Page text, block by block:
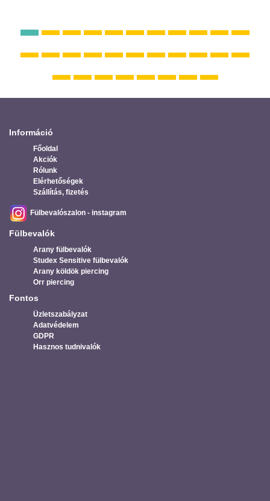
Információ
Főoldal
Akciók
Rólunk
Elérhetőségek
Szállítás, fizetés
Fülbevalószalon - instagram
Fülbevalók
Arany fülbevalók
Studex Sensitive fülbevalók
Arany köldök piercing
Orr piercing
Fontos
Üzletszabályzat
Adatvédelem
GDPR
Hasznos tudnivalók